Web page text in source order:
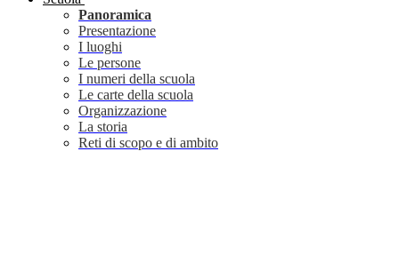
Panoramica
Presentazione
I luoghi
Le persone
I numeri della scuola
Le carte della scuola
Organizzazione
La storia
Reti di scopo e di ambito